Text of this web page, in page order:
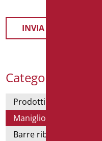
Categorie Prodotti
Prodotti con
Maniglioni di sostegno
Barre ribaltabili e fisse